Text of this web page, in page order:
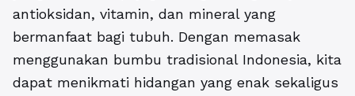
antioksidan, vitamin, dan mineral yang
bermanfaat bagi tubuh. Dengan memasak
menggunakan bumbu tradisional Indonesia, kita
dapat menikmati hidangan yang enak sekaligus